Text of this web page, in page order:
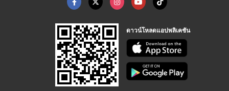
ดาวน์โหลดแอปพลิเคชัน